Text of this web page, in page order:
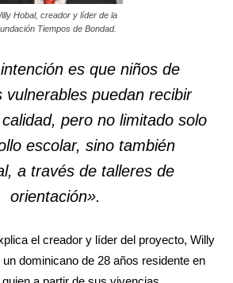
Hobal, creador y líder de la
Tiempos de Bondad.
es que niños de
vulnerables puedan recibir
pero no limitado solo
escolar, sino también
a través de talleres de
orientación».
el creador y líder del proyecto, Willy
un dominicano de 28 años residente en